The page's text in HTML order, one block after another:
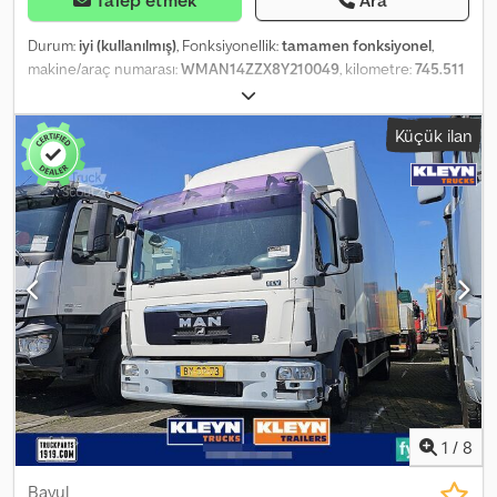
Durum: iyi (kullanılmış), Fonksiyonellik:tamamen fonksiyonel,
makine/araç numarası:WMAN14ZZX8Y210049 , kilometre:745.511
, yakıt türü:
yüzde, bir sonraki muayene (TÜV):08/2026, vites türü:mekanik,
Üretim yılı:
hidrolik direksiyon, hız sabitleyici,
kamyon kaydı
, Kasa: 7,40 metre uzunluğunda, 2,50 metre
genişliğinde ve 2,45 metre yüksekliğinde. Dodpfx Aezq S Hhsckskr
Küçük ilan
1 / 8
Bavul